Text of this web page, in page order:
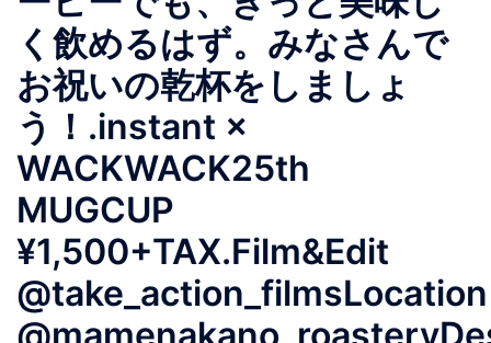
く飲めるはず。みなさんで
お祝いの乾杯をしましょ
う！.instant ×
WACKWACK25th
MUGCUP
¥1,500+TAX.Film&Edit
@take_action_filmsLocation